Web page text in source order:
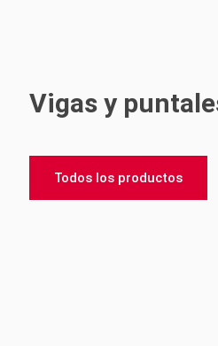
Vigas y
Todos los productos